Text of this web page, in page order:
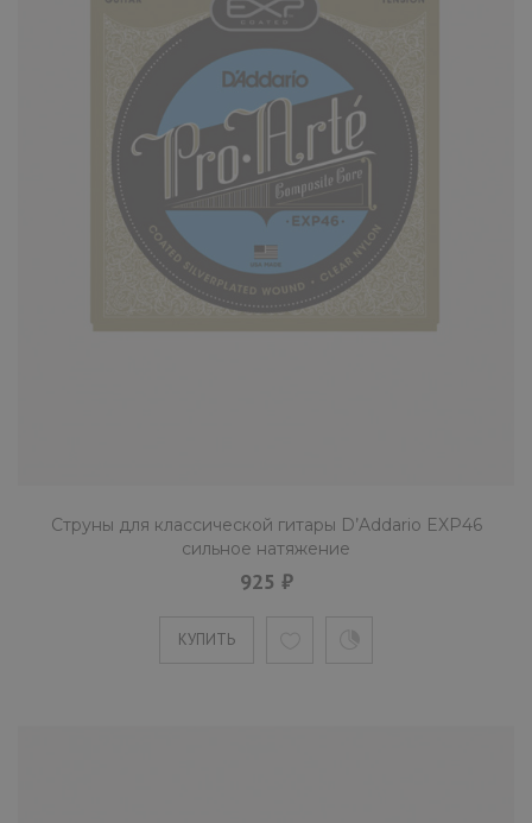
Струны для классической гитары D’Addario EXP46
сильное натяжение
925 ₽
КУПИТЬ